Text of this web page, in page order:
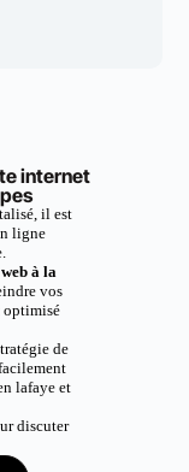
internet
il est
ligne
à la
vos
optimisé
de
lafaye et
discuter